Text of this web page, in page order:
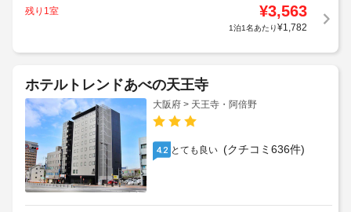
残り1室 ¥3,563
1泊1名あたり¥1,782
ホテルトレンドあべの天王寺
大阪府 > 天王寺・阿倍野
4.2 とても良い (クチコミ636件)